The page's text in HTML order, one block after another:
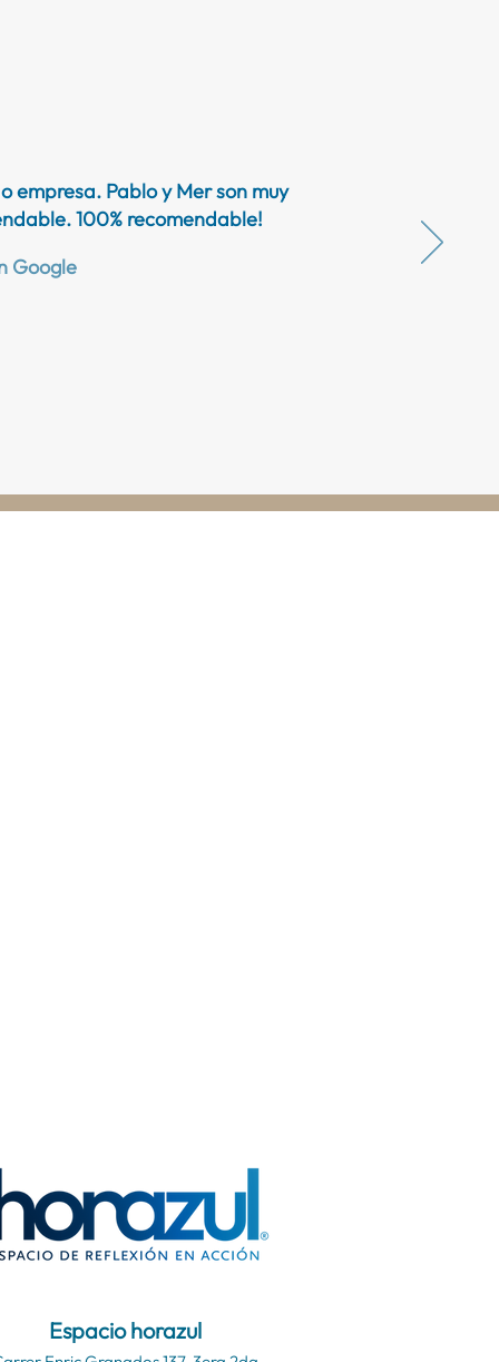
empresa. Pablo y Mer son muy
100% recomendable!
Google
Espacio horazul